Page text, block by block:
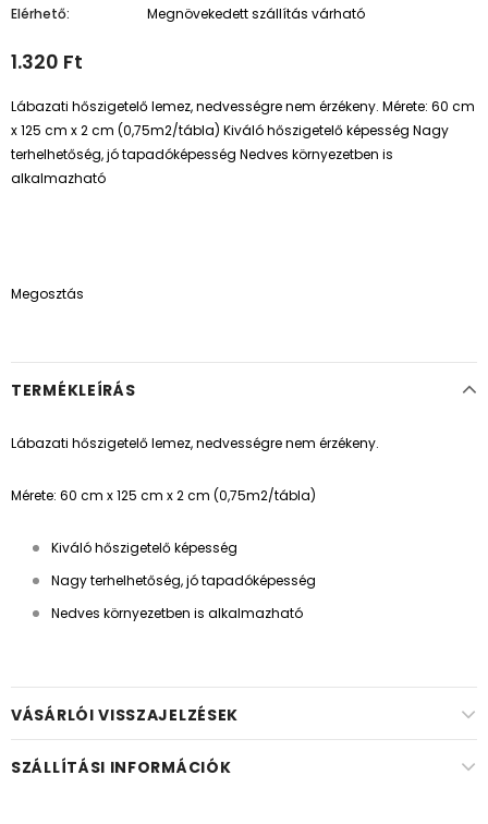
Elérhető: Megnövekedett szállítás várható
1.320 Ft
Lábazati hőszigetelő lemez, nedvességre nem érzékeny. Mérete: 60 cm
x 125 cm x 2 cm (0,75m2/tábla) Kiváló hőszigetelő képesség Nagy
terhelhetőség, jó tapadóképesség Nedves környezetben is
alkalmazható
Megosztás
TERMÉKLEÍRÁS
Lábazati hőszigetelő lemez, nedvességre nem érzékeny.
Mérete: 60 cm x 125 cm x 2 cm (0,75m2/tábla)
Kiváló hőszigetelő képesség
Nagy terhelhetőség, jó tapadóképesség
Nedves környezetben is alkalmazható
VÁSÁRLÓI VISSZAJELZÉSEK
SZÁLLÍTÁSI INFORMÁCIÓK